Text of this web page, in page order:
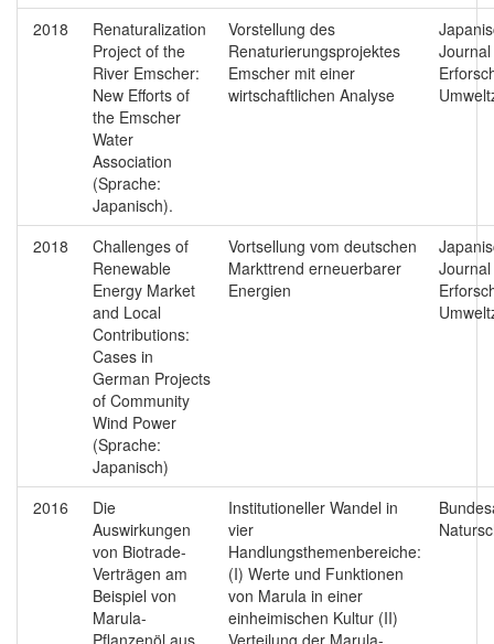
2018
Renaturalization
Project of the
River Emscher:
New Efforts of
the Emscher
Water
Association
(Sprache:
Japanisch).
Vorstellung des
Renaturierungsprojektes
Emscher mit einer
wirtschaftlichen Analyse
2018
Challenges of
Renewable
Energy Market
and Local
Contributions:
Cases in
German Projects
of Community
Wind Power
(Sprache:
Japanisch)
Vortsellung vom deutschen
Markttrend erneuerbarer
Energien
2016
Die
Auswirkungen
von Biotrade-
Verträgen am
Beispiel von
Marula-
Pflanzenöl aus
Institutioneller Wandel in
vier
Handlungsthemenbereiche:
(I) Werte und Funktionen
von Marula in einer
einheimischen Kultur (II)
Verteilung der Marula-